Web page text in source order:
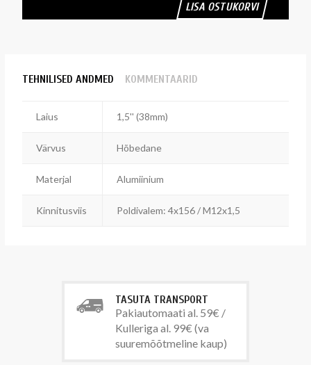
LISA OSTUKORVI
TEHNILISED ANDMED KOMMENTAARID
Laius 1,5'' (38mm)
Värvus Hõbedane
Materjal Alumiinium
Kinnitusviis Poldivalem: 4x156 / M12x1,5
TASUTA TRANSPORT
Pakiautomaati al. 59€ /
Kulleriga al. 99€ (va
suuremõõtmeline kaup)